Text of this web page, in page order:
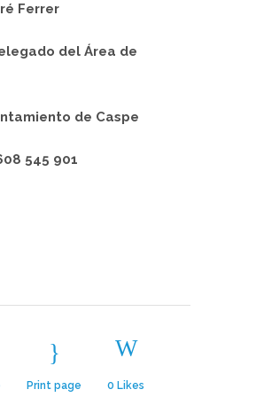
Ferrer
del Área de
de Caspe
545 901
Print page 0 Likes